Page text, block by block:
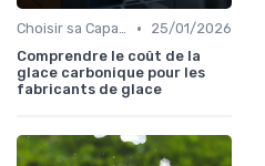
Choisir sa Capacité •
25/01/2026
Comprendre le coût de la
glace carbonique pour les
fabricants de glace